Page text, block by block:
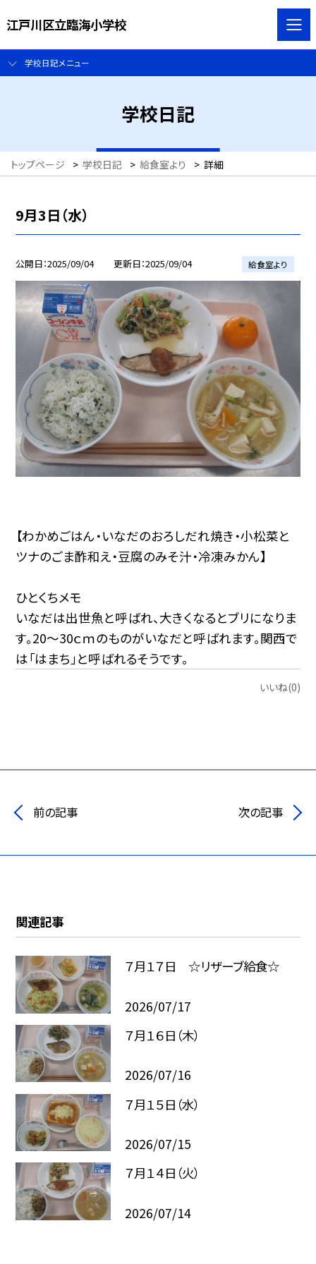
江戸川区立臨海小学校
学校日記メニュー
学校日記
トップページ > 学校日記 > 給食室より > 詳細
9月3日（水）
公開日 2025/09/04 更新日 2025/09/04 給食室より
【わかめごはん・いなだのおろしだれ焼き・小松菜と
ツナのごま酢和え・豆腐のみそ汁・冷凍みかん】
ひとくちメモ
いなだは出世魚と呼ばれ、大きくなるとブリになりま
す。20～30ｃｍのものがいなだと呼ばれます。関西で
は「はまち」と呼ばれるそうです。
いいね(0)
前の記事 次の記事
関連記事
７月１７日 ☆リザーブ給食☆
2026/07/17
７月１６日（木）
2026/07/16
７月１５日（水）
2026/07/15
７月１４日（火）
2026/07/14